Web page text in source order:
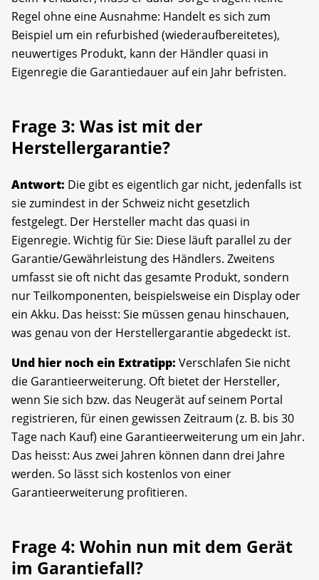
Regel ohne eine Ausnahme: Handelt es sich zum
Beispiel um ein refurbished (wiederaufbereitetes),
neuwertiges Produkt, kann der Händler quasi in
Eigenregie die Garantiedauer auf ein Jahr befristen.
Frage 3: Was ist mit der
Herstellergarantie?
Antwort: Die gibt es eigentlich gar nicht, jedenfalls ist
sie zumindest in der Schweiz nicht gesetzlich
festgelegt. Der Hersteller macht das quasi in
Eigenregie. Wichtig für Sie: Diese läuft parallel zu der
Garantie/Gewährleistung des Händlers. Zweitens
umfasst sie oft nicht das gesamte Produkt, sondern
nur Teilkomponenten, beispielsweise ein Display oder
ein Akku. Das heisst: Sie müssen genau hinschauen,
was genau von der Herstellergarantie abgedeckt ist.
Und hier noch ein Extratipp: Verschlafen Sie nicht
die Garantieerweiterung. Oft bietet der Hersteller,
wenn Sie sich bzw. das Neugerät auf seinem Portal
registrieren, für einen gewissen Zeitraum (z. B. bis 30
Tage nach Kauf) eine Garantieerweiterung um ein Jahr.
Das heisst: Aus zwei Jahren können dann drei Jahre
werden. So lässt sich kostenlos von einer
Garantieerweiterung profitieren.
Frage 4: Wohin nun mit dem Gerät
im Garantiefall?